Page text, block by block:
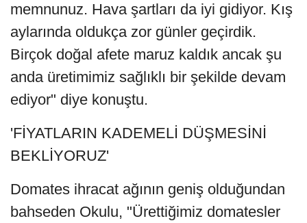
memnunuz. Hava şartları da iyi gidiyor. Kış
aylarında oldukça zor günler geçirdik.
Birçok doğal afete maruz kaldık ancak şu
anda üretimimiz sağlıklı bir şekilde devam
ediyor" diye konuştu.
'FİYATLARIN KADEMELİ DÜŞMESİNİ
BEKLİYORUZ'
Domates ihracat ağının geniş olduğundan
bahseden Okulu, "Ürettiğimiz domatesler